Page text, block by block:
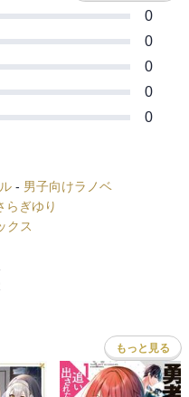
0
0
0
0
0
- 男子向けラノベ
らぎゆり
クス
もっと見る